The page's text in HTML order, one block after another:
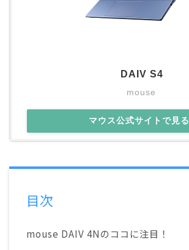
DAIV S4
mouse
マウス公式サイトで見る
目次
mouse DAIV 4Nのココに注目！